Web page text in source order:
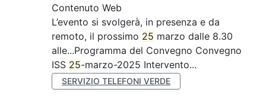
Contenuto Web
L’evento si svolgerà, in presenza e da
remoto, il prossimo 25 marzo dalle 8.30
alle...Programma del Convegno Convegno
ISS 25-marzo-2025 Intervento...
SERVIZIO TELEFONI VERDE